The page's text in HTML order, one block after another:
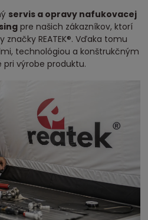
servis a opravy nafukovacej
pre našich zákazníkov, ktorí
REATEK®. Vďaka tomu
technológiou a konštrukčným
pri výrobe produktu.